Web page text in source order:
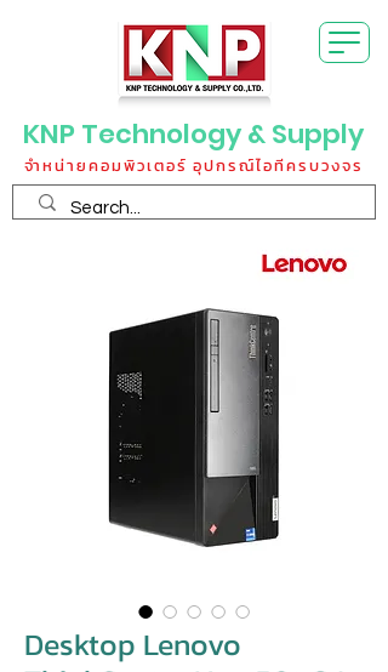
KNP Technology & Supply
จำหน่ายคอมพิวเตอร์ อุปกรณ์ไอทีครบวงจร
Desktop Lenovo